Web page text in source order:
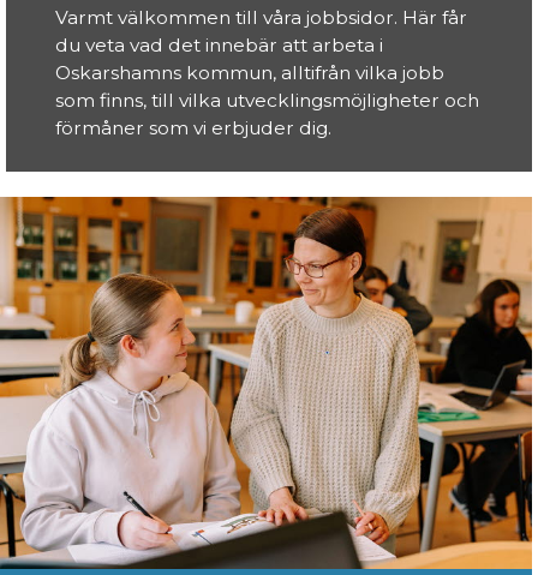
Varmt välkommen till våra jobbsidor. Här får
du veta vad det innebär att arbeta i
Oskarshamns kommun, alltifrån vilka jobb
som finns, till vilka utvecklingsmöjligheter och
förmåner som vi erbjuder dig.